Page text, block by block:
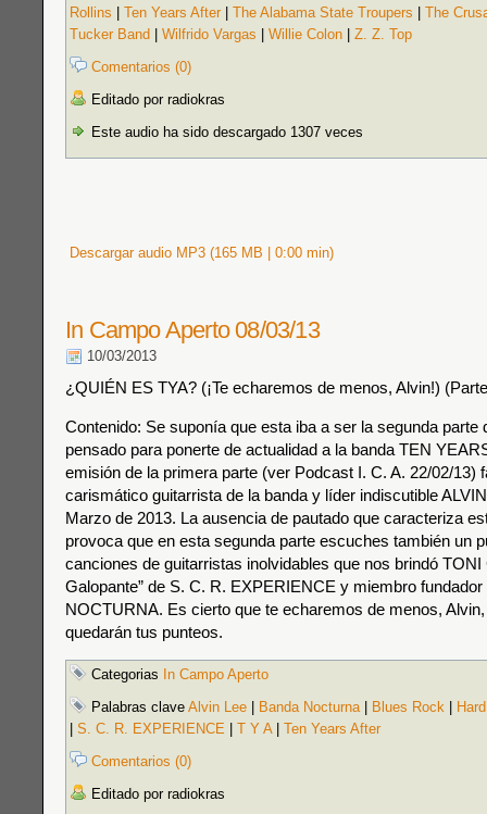
Rollins
Ten Years After The Alabama State Troupers
The
Tucker Band
Wilfrido Vargas Willie Colon
Z. Z. Top
Comentarios (0)
Editado por radiokras
Este audio ha sido descargado 1307 veces
Descargar audio MP3 (165 MB | 0:00 min)
In Campo Aperto 08/03/13
10/03/2013
¿QUIÉN ES TYA? (¡Te echaremos de menos, Alvin!)
Contenido: Se suponía que esta iba a ser la segunda parte
pensado para ponerte de actualidad a la banda TEN
emisión de la primera parte (ver Podcast I. C. A. 22/02/13)
carismático guitarrista de la banda y líder indiscutible
Marzo de 2013. La ausencia de pautado que caracteriza
provoca que en esta segunda parte escuches también un
canciones de guitarristas inolvidables que nos brindó TONI
Galopante” de S. C. R. EXPERIENCE y miembro
NOCTURNA. Es cierto que te echaremos de menos,
quedarán tus punteos.
Categorias In Campo Aperto
Palabras clave Alvin Lee Banda Nocturna| Blues Rock
S. C. R. EXPERIENCE T Y A| Ten Years After
Comentarios (0)
Editado por radiokras